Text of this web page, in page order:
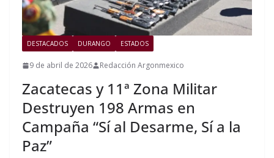
DESTACADOS DURANGO ESTADOS
9 de abril de 2026 Redacción Argonmexico
Zacatecas y 11ª Zona Militar
Destruyen 198 Armas en
Campaña “Sí al Desarme, Sí a la
Paz”